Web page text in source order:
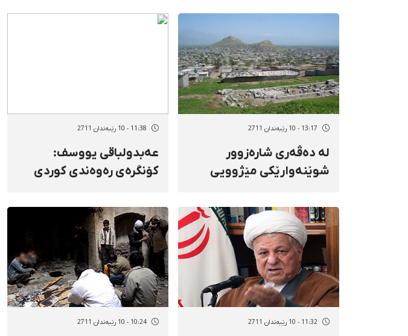
بەرەو خراپی دەڕوات
13:17 - 10 رێبەندان 2711
لە دەڤەری شارەزوور
شوێنەوارێكی مێژوویی
11:38 - 10 رێبەندان 2711
عەبدولباقی یووسف:
كۆنگرەی رەوەندی كوردی
گوتاری كوردی ئەو وڵاتە بوو
11:32 - 10 رێبەندان 2711 10:24 - 10 رێبەندان 2711